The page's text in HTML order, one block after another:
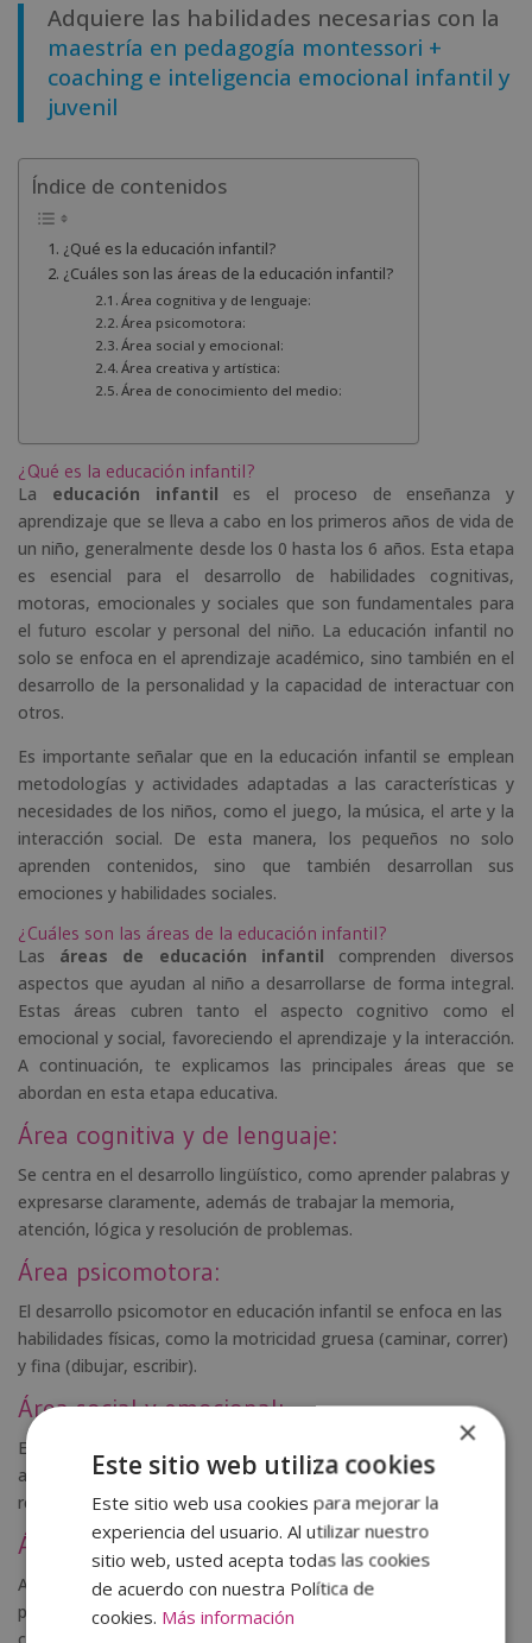
Adquiere las habilidades necesarias con la
maestría en pedagogía montessori +
coaching e inteligencia emocional infantil y
juvenil
Índice de contenidos
¿Qué es la educación infantil?
¿Cuáles son las áreas de la educación infantil?
Área cognitiva y de lenguaje:
Área psicomotora:
Área social y emocional:
Área creativa y artística:
Área de conocimiento del medio:
¿Qué es la educación infantil?
La educación infantil es el proceso de enseñanza y
aprendizaje que se lleva a cabo en los primeros años de vida de
un niño, generalmente desde los 0 hasta los 6 años. Esta etapa
es esencial para el desarrollo de habilidades cognitivas,
motoras, emocionales y sociales que son fundamentales para
el futuro escolar y personal del niño. La educación infantil no
solo se enfoca en el aprendizaje académico, sino también en el
desarrollo de la personalidad y la capacidad de interactuar con
otros.
Es importante señalar que en la educación infantil se emplean
metodologías y actividades adaptadas a las características y
necesidades de los niños, como el juego, la música, el arte y la
interacción social. De esta manera, los pequeños no solo
aprenden contenidos, sino que también desarrollan sus
emociones y habilidades sociales.
¿Cuáles son las áreas de la educación infantil?
Las áreas de educación infantil comprenden diversos
aspectos que ayudan al niño a desarrollarse de forma integral.
Estas áreas cubren tanto el aspecto cognitivo como el
emocional y social, favoreciendo el aprendizaje y la interacción.
A continuación, te explicamos las principales áreas que se
abordan en esta etapa educativa.
Área cognitiva y de lenguaje:
Se centra en el desarrollo lingüístico, como aprender palabras y
expresarse claramente, además de trabajar la memoria,
atención, lógica y resolución de problemas.
Área psicomotora:
El desarrollo psicomotor en educación infantil se enfoca en las
habilidades físicas, como la motricidad gruesa (caminar, correr)
y fina (dibujar, escribir).
Área social y emocional:
El desarrollo social y emocional es esencial en los primeros
años. Los niños aprenden a interactuar, desarrollar empatía,
respeto y cooperación, y gestionar emociones.
Área creativa y artística:
Actividades como el dibujo, la pintura, la música y la danza
permiten a los niños expresarse libremente y desarrollar su
×
Este sitio web utiliza cookies
Este sitio web usa cookies para mejorar la
experiencia del usuario. Al utilizar nuestro
sitio web, usted acepta todas las cookies
de acuerdo con nuestra Política de
cookies. Más información